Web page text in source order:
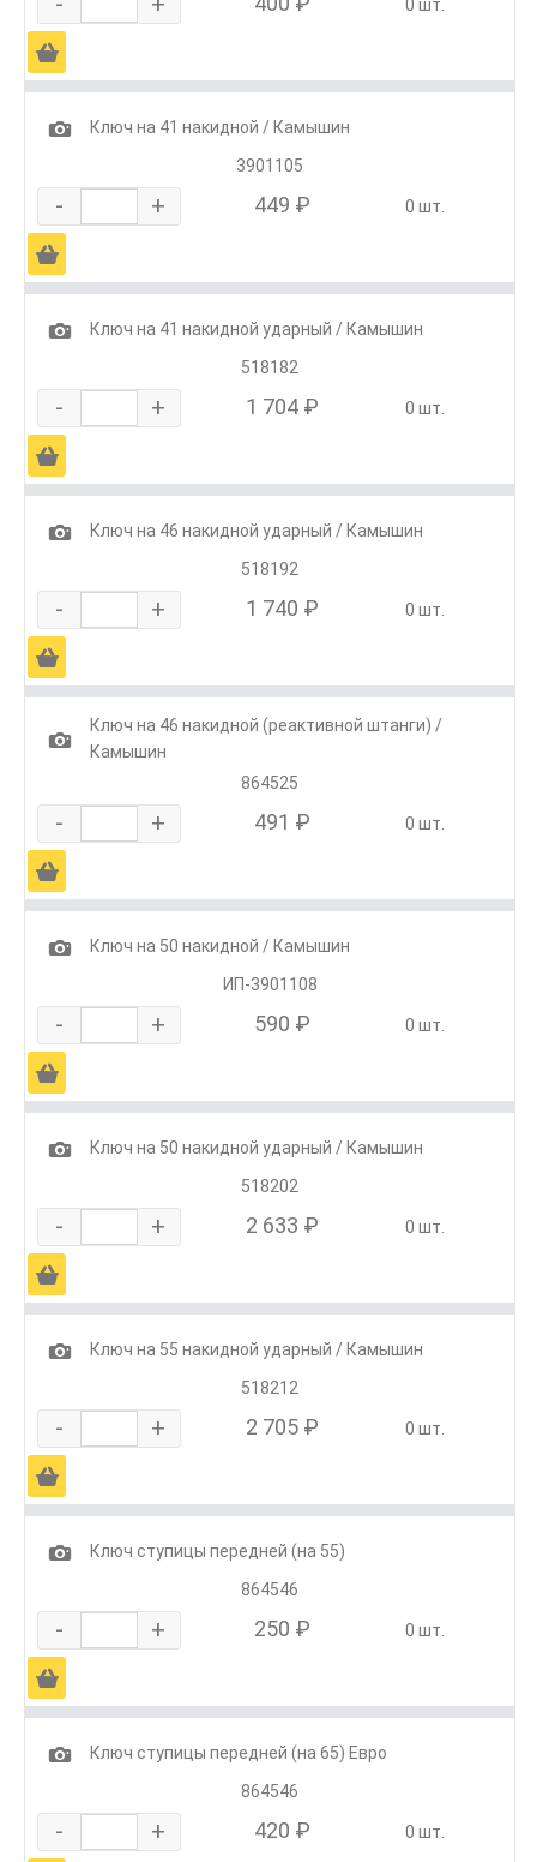
0 шт.
Ä
1
Ключ на 41 накидной / Камышин
3901105
- + 449 ₽ 0 шт.
Ä
1
Ключ на 41 накидной ударный / Камышин
518182
- + 1 704 ₽ 0 шт.
Ä
1
Ключ на 46 накидной ударный / Камышин
518192
- + 1 740 ₽ 0 шт.
Ä
1
Ключ на 46 накидной (реактивной штанги) /
Камышин
864525
- + 491 ₽ 0 шт.
Ä
1
Ключ на 50 накидной / Камышин
ИП-3901108
- + 590 ₽ 0 шт.
Ä
1
Ключ на 50 накидной ударный / Камышин
518202
- + 2 633 ₽ 0 шт.
Ä
1
Ключ на 55 накидной ударный / Камышин
518212
- + 2 705 ₽ 0 шт.
Ä
1
Ключ ступицы передней (на 55)
864546
- + 250 ₽ 0 шт.
Ä
1
Ключ ступицы передней (на 65) Евро
864546
- + 420 ₽ 0 шт.